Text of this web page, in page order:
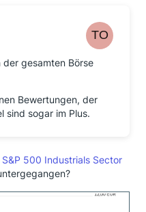
gesamten Börse
Bewertungen, der
sind sogar im Plus.
S&P 500 Industrials Sector